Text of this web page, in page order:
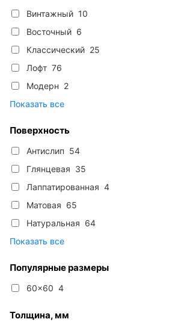
Винтажный 10
Восточный 6
Классический 25
Лофт 76
Модерн 2
Показать все
Поверхность
Антислип 54
Глянцевая 35
Лаппатированная 4
Матовая 65
Натуральная 64
Показать все
Популярные размеры
60x60 4
Толщина, мм